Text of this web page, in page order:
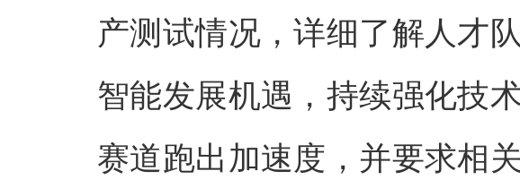
产测试情况，详细了解人才
智能发展机遇，持续强化技
赛道跑出加速度，并要求相